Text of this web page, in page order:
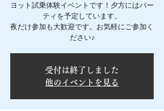
ヨット試乗体験イベントです！夕方にはパー
ティを予定しています。
夜だけ参加も大歓迎です。お気軽にご参加く
受付は終了しました
他のイベントを見る